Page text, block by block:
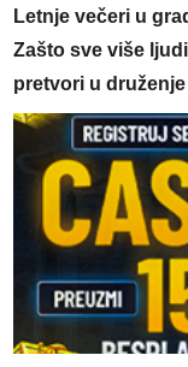
Letnje večeri u
Zašto sve više
pretvori u druženje